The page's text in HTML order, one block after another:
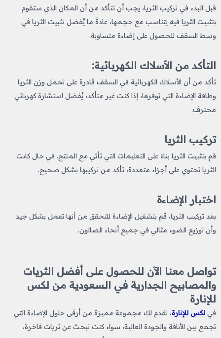
قبل البدء في تركيب الثريا، يجب أن تتأكد من أن المكان الذي ستقوم
بتثبيت الثريا فيه يتناسب مع حجمها، عادةً ما يُفضل تثبيت الثريا في
وسط السقف للحصول على إضاءة متساوية.
التأكد من الأسلاك الكهربائية:
تأكد من أن الأسلاك الكهربائية في السقف قادرة على تحمل وزن الثريا
وطاقة الإضاءة التي توفرها، إذا كنت غير متأكد، يُفضل استشارة كهربائي
محترف.
تركيب الثريا
قم بتثبيت الثريا بناءً على التعليمات التي تأتي مع المنتج. في حال كانت
الثريا تحتوي على أجزاء متعددة، تأكد من تركيبها بشكل صحيح.
اختبار الإضاءة
بعد تركيب الثريا، قم بتشغيل الإضاءة للتحقق من أنها تعمل بشكل جيد
وأن توزيع الضوء مثالي في جميع أنحاء الصالون.
تواصل معنا الآن للحصول على أفضل الثريات
والمصابيح الجدارية في السعودية من لكس
للإنارة
في لكس للإنارة، نقدم لك مجموعة مميزة من أرقى حلول الإضاءة التي
تجمع بين الأناقة والجودة العالية، سواء كنت تبحث عن ثريات فاخرة،